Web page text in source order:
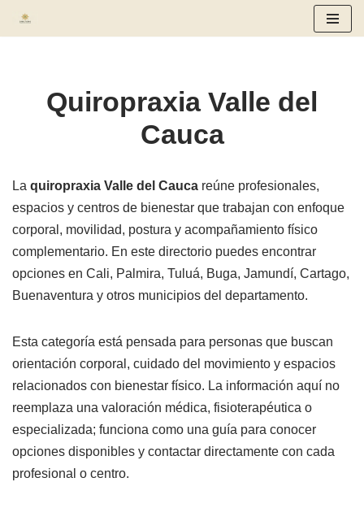
Quiropraxia Valle del
Cauca
La quiropraxia Valle del Cauca reúne profesionales,
espacios y centros de bienestar que trabajan con enfoque
corporal, movilidad, postura y acompañamiento físico
complementario. En este directorio puedes encontrar
opciones en Cali, Palmira, Tuluá, Buga, Jamundí, Cartago,
Buenaventura y otros municipios del departamento.
Esta categoría está pensada para personas que buscan
orientación corporal, cuidado del movimiento y espacios
relacionados con bienestar físico. La información aquí no
reemplaza una valoración médica, fisioterapéutica o
especializada; funciona como una guía para conocer
opciones disponibles y contactar directamente con cada
profesional o centro.